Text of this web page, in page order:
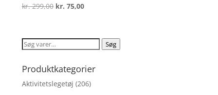
Vurderet
4.6
kr.299,00 Den
var:
kr. 299,00.
kr. 75,00Den
er:
kr. 75,00.
Søg
Søg
Produktkategorier
Aktivitetslegetøj (206)